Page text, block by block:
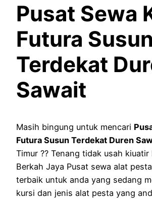
Pusat Sewa
Futura Susun
Terdekat
Sawait
Masih bingung untuk mencari
Futura Susun Terdekat Duren
Timur ?? Tenang tidak usah kiuatir
Berkah Jaya Pusat sewa alat
terbaik untuk anda yang sedang
kursi dan jenis alat pesta yang